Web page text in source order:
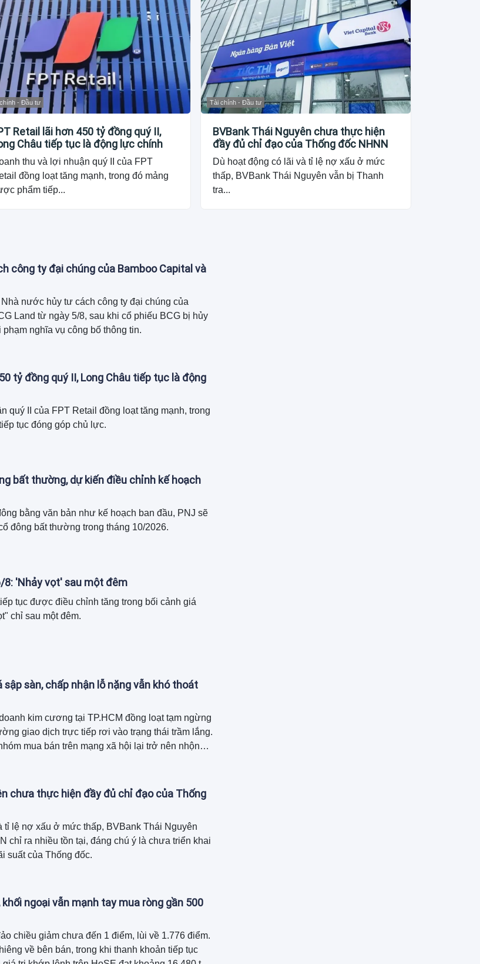
- Đầu tư
Retail lãi hơn 450 tỷ đồng quý II,
Châu tiếp tục là động lực chính
thu và lợi nhuận quý II của FPT
đồng loạt tăng mạnh, trong đó mảng
phẩm tiếp...
Tài chính - Đầu tư
BVBank Thái Nguyên chưa thực hiện
đầy đủ chỉ đạo của Thống đốc NHNN
Dù hoạt động có lãi và tỉ lệ nợ xấu ở mức
thấp, BVBank Thái Nguyên vẫn bị Thanh
tra...
công ty đại chúng của Bamboo Capital và
nước hủy tư cách công ty đại chúng của
Land từ ngày 5/8, sau khi cổ phiếu BCG bị hủy
phạm nghĩa vụ công bố thông tin.
tỷ đồng quý II, Long Châu tiếp tục là động
quý II của FPT Retail đồng loạt tăng mạnh, trong
tục đóng góp chủ lực.
bất thường, dự kiến điều chỉnh kế hoạch
bằng văn bản như kế hoạch ban đầu, PNJ sẽ
đông bất thường trong tháng 10/2026.
8: 'Nhảy vọt' sau một đêm
tục được điều chỉnh tăng trong bối cảnh giá
chỉ sau một đêm.
sàn, chấp nhận lỗ nặng vẫn khó thoát
kim cương tại TP.HCM đồng loạt tạm ngừng
giao dịch trực tiếp rơi vào trạng thái trầm lắng.
mua bán trên mạng xã hội lại trở nên nhộn
được rao bán dưới giá mua, thậm chí giảm
chưa thực hiện đầy đủ chỉ đạo của Thống
tỉ lệ nợ xấu ở mức thấp, BVBank Thái Nguyên
chỉ ra nhiều tồn tại, đáng chú ý là chưa triển khai
suất của Thống đốc.
ngoại vẫn mạnh tay mua ròng gần 500
chiều giảm chưa đến 1 điểm, lùi về 1.776 điểm.
về bên bán, trong khi thanh khoản tiếp tục